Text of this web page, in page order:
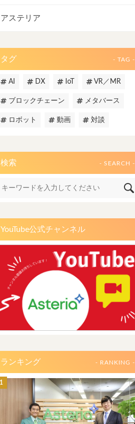
アステリア
タグ - TAG -
AI DX IoT VR／MR
ブロックチェーン メタバース
ロボット 動画 対談
検索 - SEARCH -
YouTube公式チャンネル
ランキング - RANKING -